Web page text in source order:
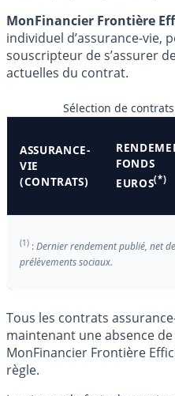
MonFinancier Frontière
individuel d’assurance-vie,
souscripteur de s’assurer
actuelles du contrat.
Sélection de
ASSURANCE-
VIE
(CONTRATS)
FONDS
EUROS(*)
(1) :Dernier rendement publié, net
prélèvements sociaux.
Tous les contrats
maintenant une absence
MonFinancier Frontière
règle.